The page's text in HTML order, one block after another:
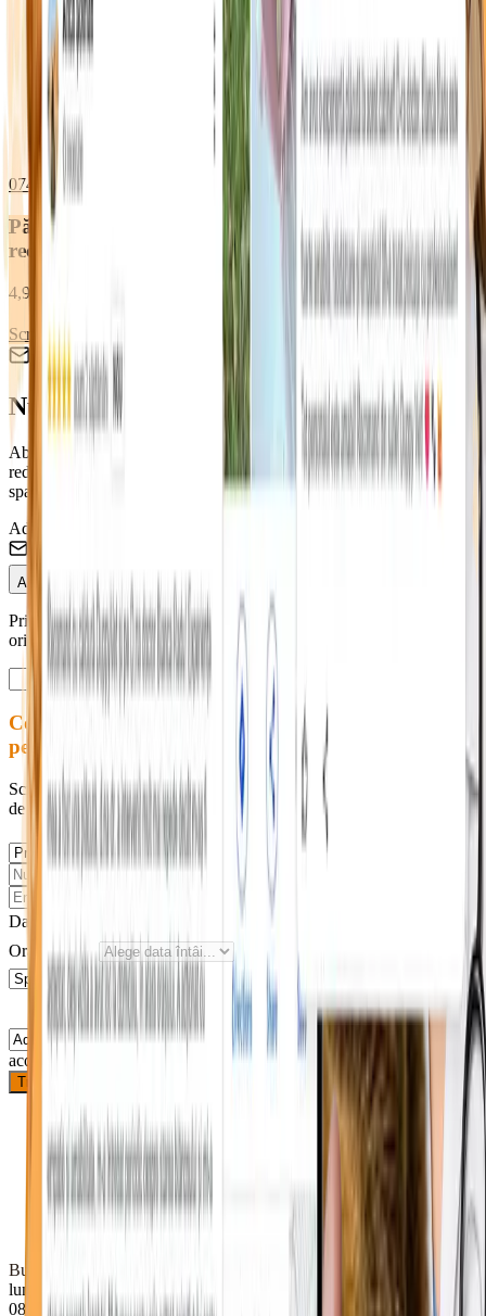
0748 096 612
Părinții de animăluțe ne
recomandă
4,9 ★ din 2000+ pacienți îngrijiți
Scrie o recenzie
Newsletter Duppy Vet
Nu rata ofertele pentru blănosul tău! 🐶
Abonează-te și fii primul care află despre campaniile de sterilizare,
reducerile la vaccinare și sfaturile medicilor noștri. Promitem zero
spam.
Adresa de Email
Abonează-te
Prin abonare accepți Termenii și Condițiile. Te poți dezabona
oricând.
Contactează-ne
pentru programări
Scrie-ne pentru programări, informații sau orice altă întrebare legată
de serviciile noastre. Răspundem rapid în timpul programului.
Data dorită
Ora preferată
Sunt de
acord cu prelucrarea datelor
Trimite solicitarea
Bulevardul Republicii 74, Roman 617246
luni
08–18